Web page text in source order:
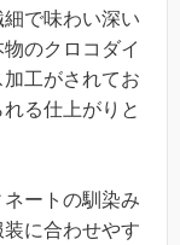
で味わい深い
のクロコダイ
工がされてお
る仕上がりと
ートの馴染み
に合わせやす